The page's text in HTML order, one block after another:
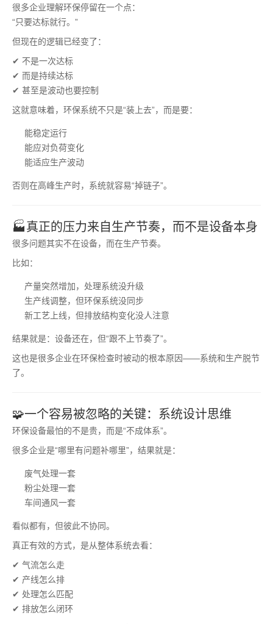
很多企业理解环保停留在一个点：
“只要达标就行。”
但现在的逻辑已经变了：
✔ 不是一次达标
✔ 而是持续达标
✔ 甚至是波动也要控制
这就意味着，环保系统不只是“装上去”，而是要：
能稳定运行
能应对负荷变化
能适应生产波动
否则在高峰生产时，系统就容易“掉链子”。
🏭真正的压力来自生产节奏，而不是设备本身
很多问题其实不在设备，而在生产节奏。
比如：
产量突然增加，处理系统没升级
生产线调整，但环保系统没同步
新工艺上线，但排放结构变化没人注意
结果就是：设备还在，但“跟不上节奏了”。
这也是很多企业在环保检查时被动的根本原因——系统和生产脱节
了。
🧩一个容易被忽略的关键：系统设计思维
环保设备最怕的不是贵，而是“不成体系”。
很多企业是“哪里有问题补哪里”，结果就是：
废气处理一套
粉尘处理一套
车间通风一套
看似都有，但彼此不协同。
真正有效的方式，是从整体系统去看：
✔ 气流怎么走
✔ 产线怎么排
✔ 处理怎么匹配
✔ 排放怎么闭环